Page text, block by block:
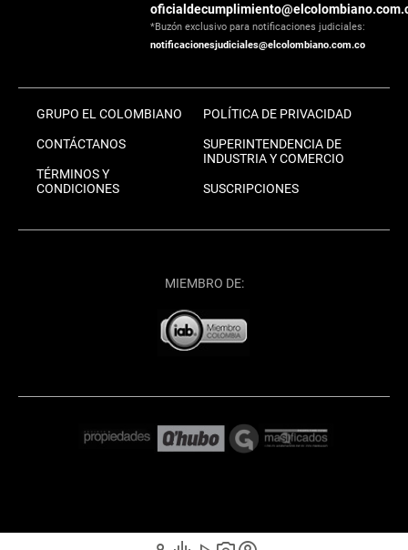
*Buzón exclusivo para notificaciones judiciales:
notificacionesjudiciales@elcolombiano.com.co
GRUPO EL COLOMBIANO
CONTÁCTANOS
TÉRMINOS Y
CONDICIONES
POLÍTICA DE PRIVACIDAD
SUPERINTENDENCIA DE
INDUSTRIA Y COMERCIO
SUSCRIPCIONES
MIEMBRO DE: